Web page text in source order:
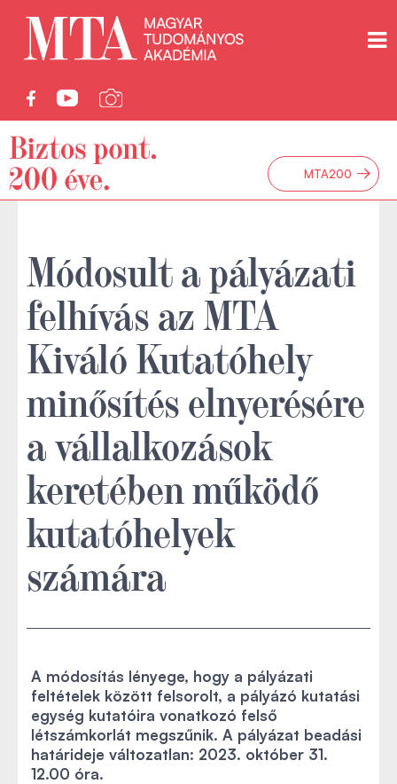
MTA200 →
Módosult a pályázati
felhívás az MTA
Kiváló Kutatóhely
minősítés elnyerésére
a vállalkozások
keretében működő
kutatóhelyek
számára
A módosítás lényege, hogy a pályázati
feltételek között felsorolt, a pályázó kutatási
egység kutatóira vonatkozó felső
létszámkorlát megszűnik. A pályázat beadási
határideje változatlan: 2023. október 31.
12.00 óra.